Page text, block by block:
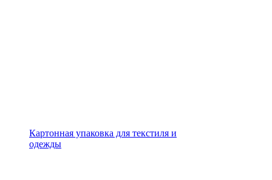
Картонная упаковка для текстиля и
одежды